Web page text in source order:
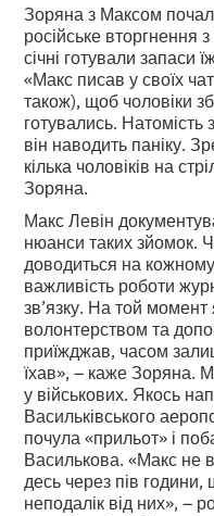
Зоряна з Максом
російське вторгнення
січні готували запаси
«Макс писав у своїх
також), щоб чоловіки
готувались. Натомість
він наводить паніку.
кілька чоловіків на
Зоряна.
Макс Левін
нюанси таких зйомок.
доводиться на
важливість роботи
зв’язку. На той
волонтерством та
приїжджав, часом
їхав», – каже Зоряна.
у військових. Якось
Васильківського
почула «прильот» і
Василькова. «Макс не
десь через пів
неподалік від них», –